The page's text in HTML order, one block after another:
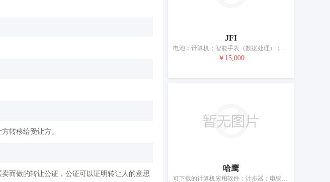
转移给受让方。
而做的转让公证，公证可以证明转让人的意思
JFI
电池；计算机；智能手表（数据处理）；眼镜；手机；导航仪器；扬声器；行车记录仪；复印机（照相、静电、热）
￥15,000
哈鹰
可下载的计算机应用软件；计步器；电锁；防事故、防辐射、防火用服装；语音传输设备用个人头戴耳机；手机；望远镜；眼镜；电池充电器